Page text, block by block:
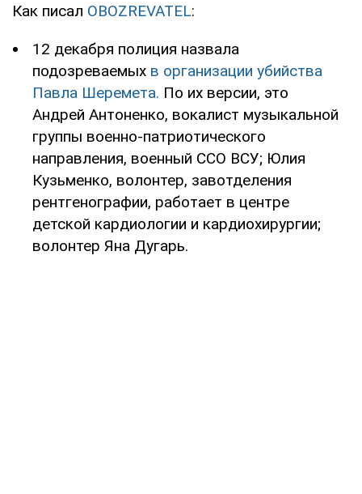
Как писал OBOZREVATEL:
12 декабря полиция назвала
подозреваемых в организации убийства
Павла Шеремета. По их версии, это
Андрей Антоненко, вокалист музыкальной
группы военно-патриотического
направления, военный ССО ВСУ; Юлия
Кузьменко, волонтер, завотделения
рентгенографии, работает в центре
детской кардиологии и кардиохирургии;
волонтер Яна Дугарь.